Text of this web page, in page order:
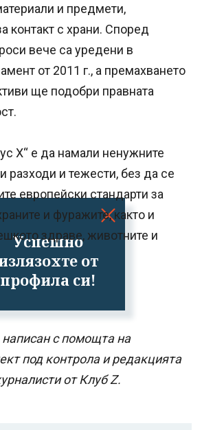
Успешно
от
профила си!
и предмети,
контакт с храни. Според
вече са уредени в
от 2011 г., а премахването
ще подобри правната
X“ е да намали ненужните
разходи и тежести, без да се
европейски стандарти за
и фуражите, както и
здраве, животните и
написан с помощта на
под контрола и редакцията
от Клуб Z.